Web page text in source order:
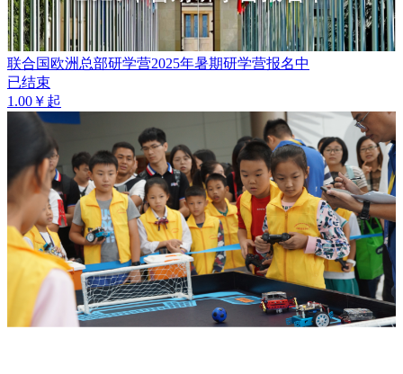
联合国欧洲总部研学营2025年暑期研学营报名中
已结束
1.00￥起